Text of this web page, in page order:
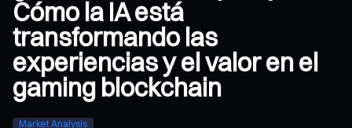
Cómo la IA está
transformando las
experiencias y el valor en el
gaming blockchain
Market Analysis